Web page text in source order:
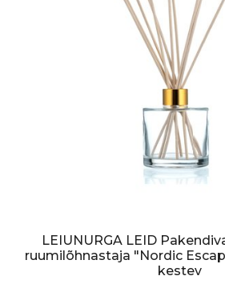
LEIUNURGA LEID
ruumilõhnastaja "Nordic
kestev